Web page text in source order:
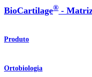
BioCartilage® -
Produto
Ortobiologia